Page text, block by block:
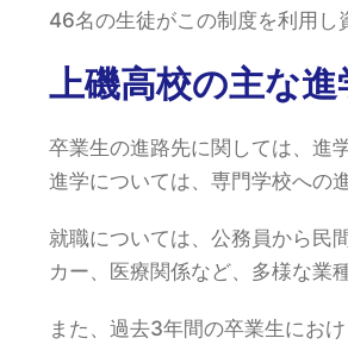
46名の生徒がこの制度を利用し
上磯高校の主な
卒業生の進路先に関しては、進
進学については、専門学校への
就職については、公務員から民
カー、医療関係など、多様な業
また、過去3年間の卒業生にお